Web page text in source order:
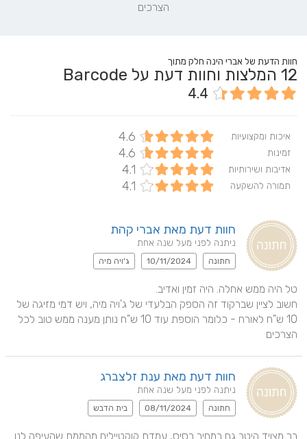
הצרכים
חוות הדעת של אברי הינה חלק מתוך
12 המלצות וחוות דעת על Barcode
4.4
איכות ומקצועיות 4.6
זמינות 4.6
אדיבות ושירותיות 4.1
תמורה להשקעה 4.1
חוות דעת מאת אברי קהת
ניתנה לפני מעל שנה אחת
חתונה 10/11/2024 ג'ויה מיה
הצרכים
חוות דעת מאת ענת זלצברג
ניתנה לפני מעל שנה אחת
חתונה 08/11/2024 בית הדבש